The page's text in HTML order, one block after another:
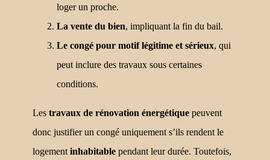
loger un proche.
La vente du bien, impliquant la fin du bail.
Le congé pour motif légitime et sérieux, qui
peut inclure des travaux sous certaines
conditions.
Les travaux de rénovation énergétique peuvent
donc justifier un congé uniquement s’ils rendent le
logement inhabitable pendant leur durée. Toutefois,